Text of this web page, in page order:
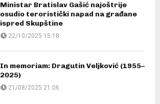
Ministar Bratislav Gašić najoštrije
osudio teroristički napad na građane
ispred Skupštine
22/10/2025 15:18
In memoriam: Dragutin Veljković (1955–
2025)
21/08/2025 21:06